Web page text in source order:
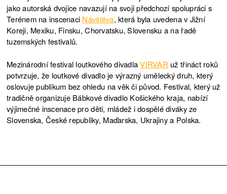
jako autorská dvojice navazují na svoji předchozí spolupráci s
Terénem na inscenaci Návštěva, která byla uvedena v Jižní
Koreji, Mexiku, Finsku, Chorvatsku, Slovensku a na řadě
tuzemských festivalů.
Mezinárodní festival loutkového divadlaVIRVAR už třináct roků
potvrzuje, že loutkové divadlo je výrazný umělecký druh, který
oslovuje publikum bez ohledu na věk či původ. Festival, který už
tradičně organizuje Bábkové divadlo Košického kraja, nabízí
výjimečné inscenace pro děti, mládež i dospělé diváky ze
Slovenska, České republiky, Maďarska, Ukrajiny a Polska.